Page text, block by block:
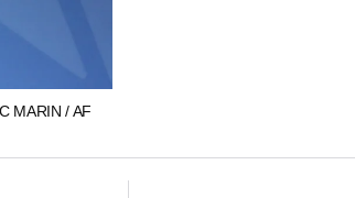
MARIN / AF